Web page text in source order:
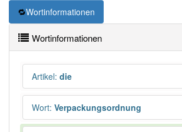
Wortinformationen
Wortinformationen
Artikel: die
Wort: Verpackungsordnung